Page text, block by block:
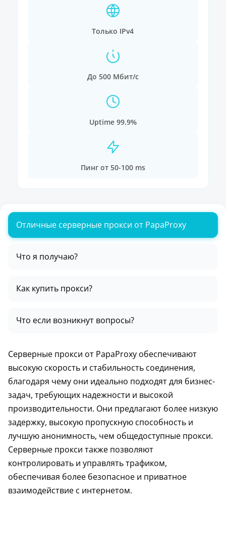
Только IPv4
До 500 Мбит/с
Uptime 99.9%
Пинг от 50-100 ms
Отличные серверные прокси от PapaProxy
Что я получаю?
Как купить прокси?
Что если возникнут вопросы?
Серверные прокси от PapaProxy обеспечивают
высокую скорость и стабильность соединения,
благодаря чему они идеально подходят для бизнес-
задач, требующих надежности и высокой
производительности. Они предлагают более низкую
задержку, высокую пропускную способность и
лучшую анонимность, чем общедоступные прокси.
Серверные прокси также позволяют
контролировать и управлять трафиком,
обеспечивая более безопасное и приватное
взаимодействие с интернетом.